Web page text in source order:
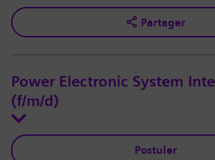
Partager
Power Electronic System
(f/m/d)
Postuler